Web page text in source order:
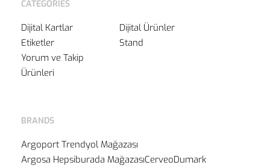
CATEGORIES
Dijital Kartlar
Dijital Ürünler
Etiketler
Stand
Yorum ve Takip
Ürünleri
BRANDS
Argoport Trendyol Mağazası
Argosa Hepsiburada MağazasıCerveoDumark